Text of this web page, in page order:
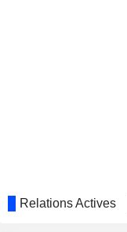
Relations Actives